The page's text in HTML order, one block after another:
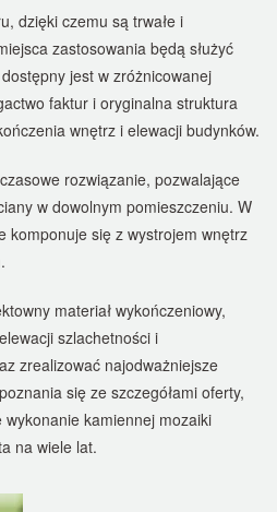
dzięki czemu są trwałe i
zastosowania będą służyć
jest w zróżnicowanej
faktur i oryginalna struktura
wnętrz i elewacji budynków.
rozwiązanie, pozwalające
w dowolnym pomieszczeniu. W
komponuje się z wystrojem wnętrz
materiał wykończeniowy,
szlachetności i
zrealizować najodważniejsze
się ze szczegółami oferty,
kamiennej mozaiki
na wiele lat.